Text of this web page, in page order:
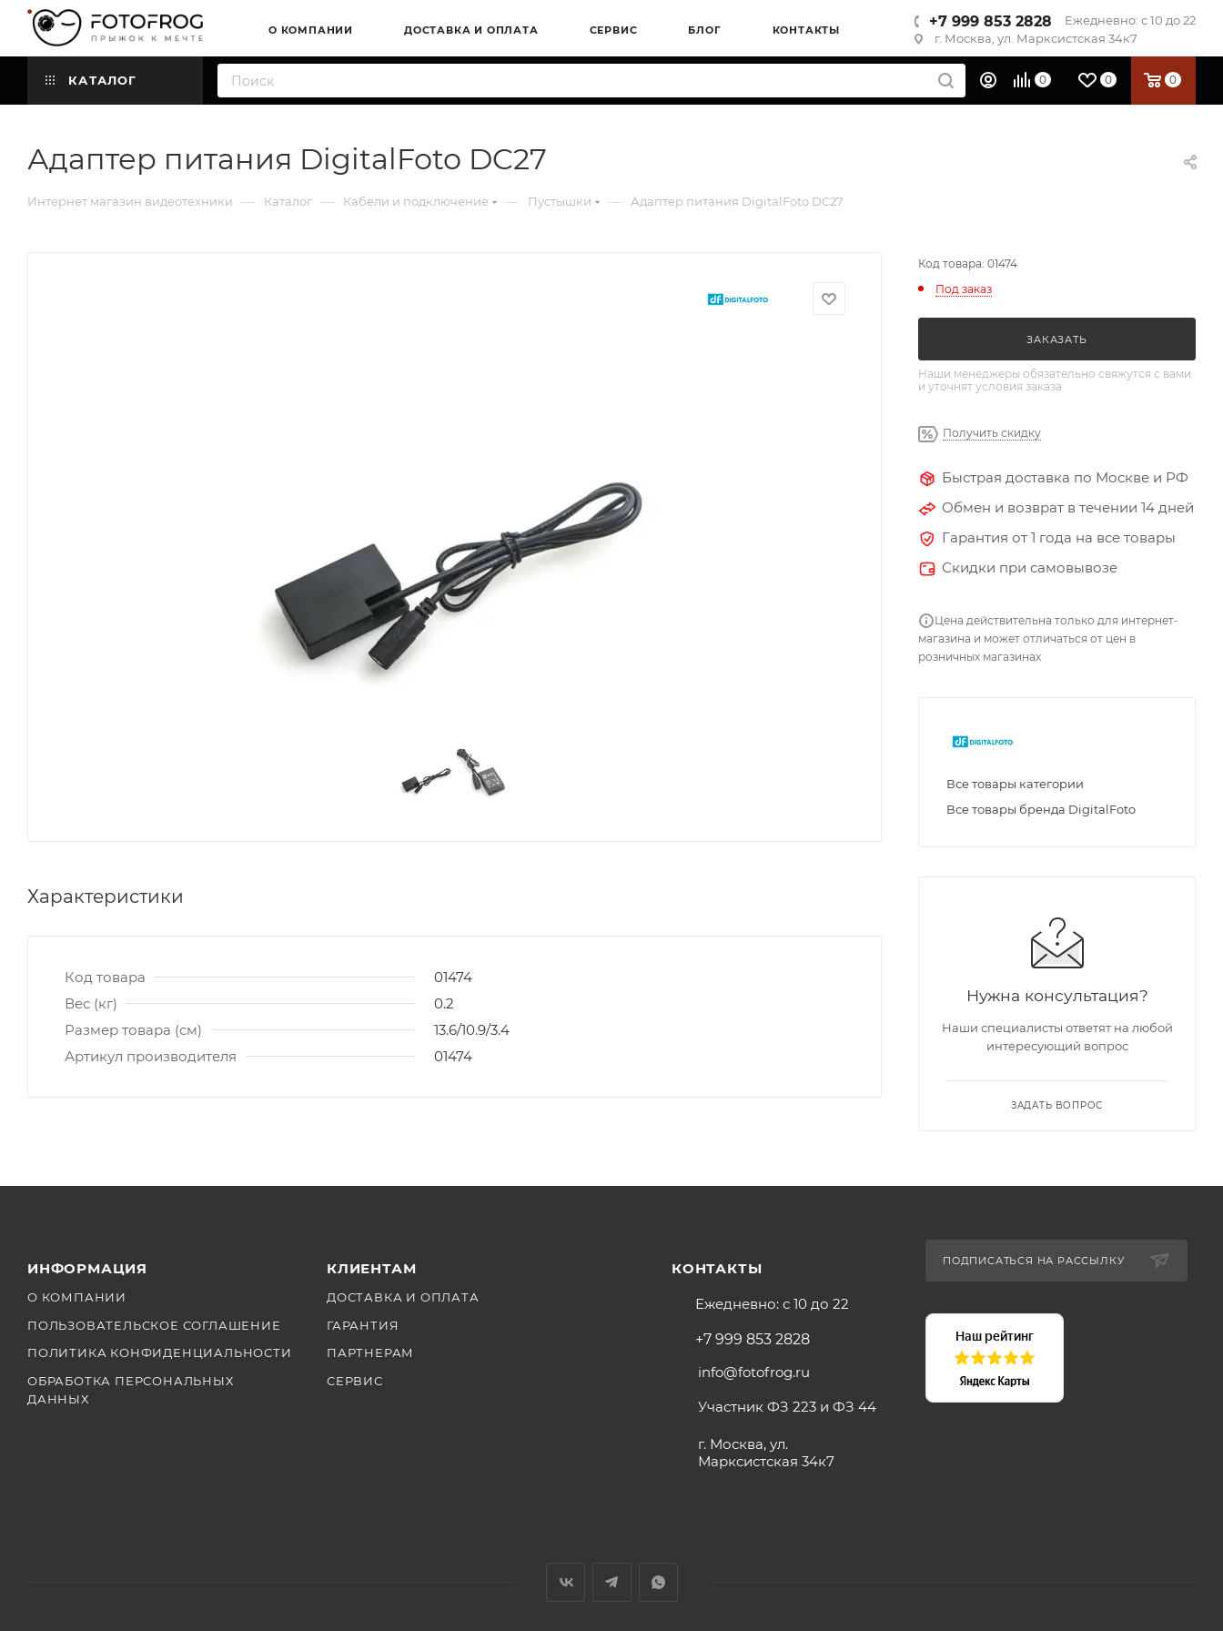
О КОМПАНИИ ДОСТАВКА И ОПЛАТА СЕРВИС БЛОГ КОНТАКТЫ
+7 999 853 2828
Ежедневно: с 10 до 22
г. Москва, ул. Марксистская 34к7
КАТАЛОГ 0 0 0
Адаптер питания DigitalFoto DC27
Интернет магазин видеотехники — Каталог — Кабели и подключение — Пустышки — Адаптер питания DigitalFoto DC27
Характеристики
Код товара
01474
Вес (кг)
0.2
Размер товара (см)
13.6/10.9/3.4
Артикул производителя
01474
Код товара: 01474
Под заказ
ЗАКАЗАТЬ
Наши менеджеры обязательно свяжутся с вами
и уточнят условия заказа
Получить скидку
Быстрая доставка по Москве и РФ
Обмен и возврат в течении 14 дней
Гарантия от 1 года на все товары
Скидки при самовывозе
Цена действительна только для интернет-
магазина и может отличаться от цен в
розничных магазинах
Все товары категории
Все товары бренда DigitalFoto
Нужна консультация?
Наши специалисты ответят на любой
интересующий вопрос
ЗАДАТЬ ВОПРОС
ИНФОРМАЦИЯ
О КОМПАНИИ
ПОЛЬЗОВАТЕЛЬСКОЕ СОГЛАШЕНИЕ
ПОЛИТИКА КОНФИДЕНЦИАЛЬНОСТИ
ОБРАБОТКА ПЕРСОНАЛЬНЫХ
ДАННЫХ
КЛИЕНТАМ
ДОСТАВКА И ОПЛАТА
ГАРАНТИЯ
ПАРТНЕРАМ
СЕРВИС
КОНТАКТЫ
Ежедневно: с 10 до 22
+7 999 853 2828
info@fotofrog.ru
Участник ФЗ 223 и ФЗ 44
г. Москва, ул.
Марксистская 34к7
ПОДПИСАТЬСЯ НА РАССЫЛКУ